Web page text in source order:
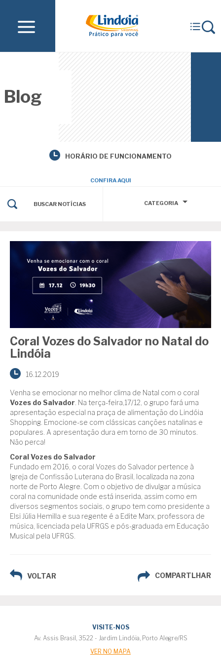
Blog
HORÁRIO DE FUNCIONAMENTO
CONFIRA AQUI
CATEGORIA
Coral Vozes do Salvador no Natal do
Lindóia
16.12.2019
Venha se emocionar no melhor clima de Natal com o coral
Vozes do Salvador . Na terça-feira,17/12, o grupo fará uma
apresentação especial na praça de alimentação do Lindóia
Shopping. Emocione-se com clássicas canções natalinas e
populares. A apresentação dura em torno de 30 minutos.
Não perca!
Coral Vozes do Salvador
Fundado em 2016, o coral Vozes do Salvador pertence à
Igreja de Confissão Luterana do Brasil, localizada na zona
norte de Porto Alegre. Com o objetivo de divulgar a música
coral na comunidade onde está inserida, assim como em
diversos segmentos sociais, o grupo tem como presidente a
Elsi Júlia Hemilla e sua regente é a Edite Marx, professora de
música, licenciada pela UFRGS e pós-graduada em Educação
Musical pela UFRGS.
VOLTAR COMPARTLHAR
VISITE-NOS
Av. Assis Brasil, 3522 - Jardim Lindóia, Porto Alegre/RS
VER NO MAPA